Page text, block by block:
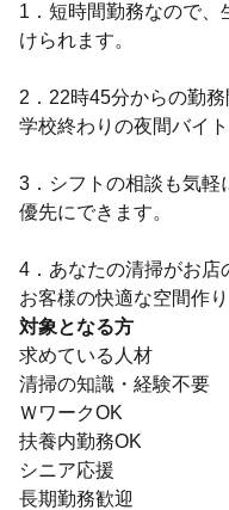
1．短時間勤務なので
けられます。
2．22時45分からの勤
学校終わりの夜間バイト
3．シフトの相談も気軽
優先にできます。
4．あなたの清掃がお店
お客様の快適な空間作
対象となる方
求めている人材
清掃の知識・経験不要
ＷワークOK
扶養内勤務OK
シニア応援
長期勤務歓迎